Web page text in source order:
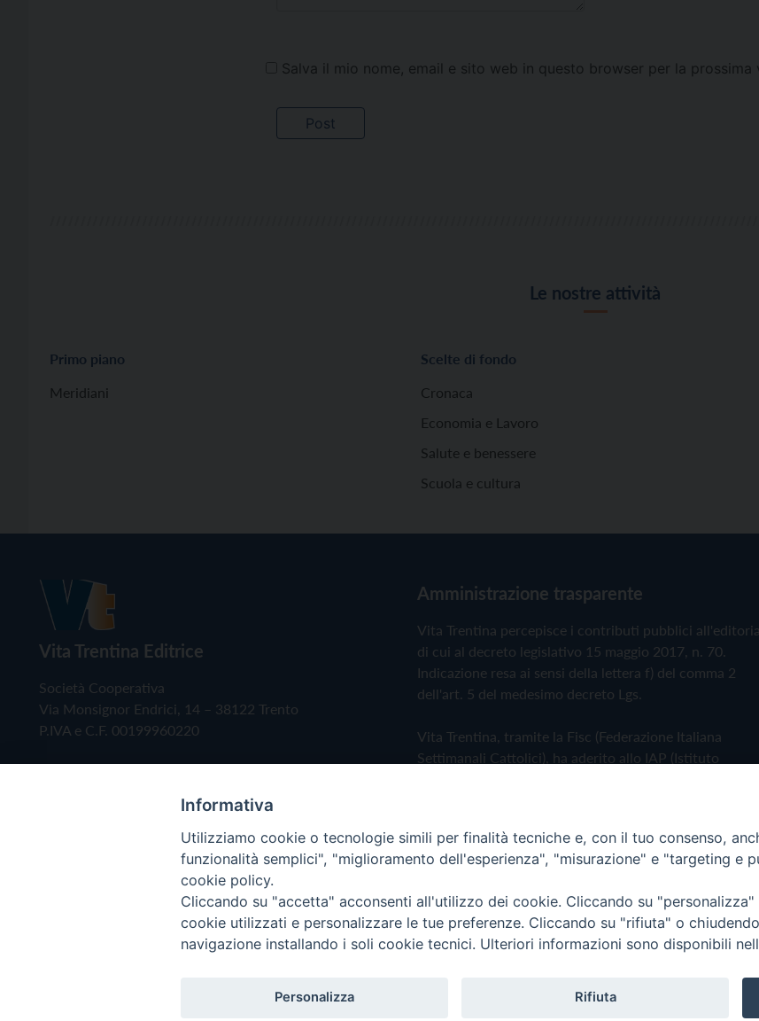
Salva il mio nome, email e sito web in questo browser per la prossima
Le nostre attività
Primo piano
Meridiani
Scelte di fondo
Cronaca
Economia e Lavoro
Salute e benessere
Scuola e cultura
Vita Trentina Editrice
Società Cooperativa
Via Monsignor Endrici, 14 – 38122 Trento
P.IVA e C.F. 00199960220
Amministrazione trasparente
Vita Trentina percepisce i contributi pubblici all'editoria
di cui al decreto legislativo 15 maggio 2017, n. 70.
Indicazione resa ai sensi della lettera f) del comma 2
dell'art. 5 del medesimo decreto Lgs.
Vita Trentina, tramite la Fisc (Federazione Italiana
Settimanali Cattolici), ha aderito allo IAP (Istituto
Privacy Policy Cookie Policy
Copyright © 2019 - Tutti i diritti riservati - Vita Trentina Editrice
Informativa
Utilizziamo cookie o tecnologie simili per finalità tecniche e, con il tuo consenso,
funzionalità semplici", "miglioramento dell'esperienza", "misurazione" e "targeting e
cookie policy.
Cliccando su "accetta" acconsenti all'utilizzo dei cookie. Cliccando su
cookie utilizzati e personalizzare le tue preferenze. Cliccando su "rifiuta" o
navigazione installando i soli cookie tecnici. Ulteriori informazioni sono disponibili
Personalizza Rifiuta